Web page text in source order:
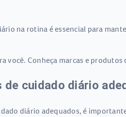
na rotina é essencial para
você. Conheça marcas e
cuidado diário
diário adequados, é